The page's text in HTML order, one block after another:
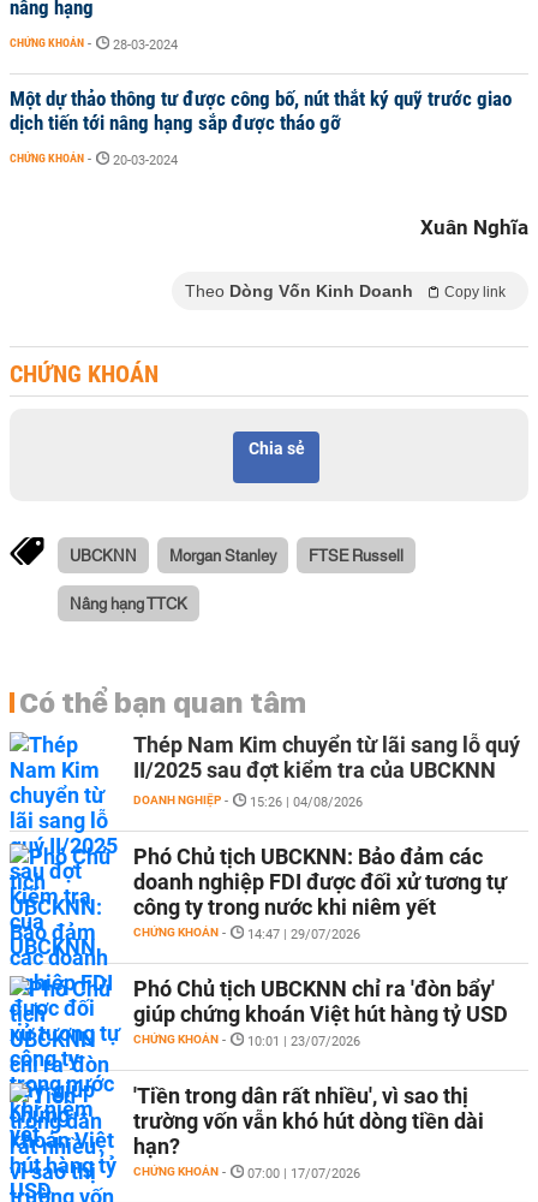
nâng hạng
CHỨNG KHOÁN - 28-03-2024
Một dự thảo thông tư được công bố, nút thắt ký quỹ trước giao
dịch tiến tới nâng hạng sắp được tháo gỡ
CHỨNG KHOÁN - 20-03-2024
Xuân Nghĩa
Theo Dòng Vốn Kinh Doanh Copy link
CHỨNG KHOÁN
Chia sẻ
UBCKNN Morgan Stanley FTSE Russell
Nâng hạng TTCK
Có thể bạn quan tâm
Thép Nam Kim chuyển từ lãi sang lỗ quý
II/2025 sau đợt kiểm tra của UBCKNN
DOANH NGHIỆP - 15:26 | 04/08/2026
Phó Chủ tịch UBCKNN: Bảo đảm các
doanh nghiệp FDI được đối xử tương tự
công ty trong nước khi niêm yết
CHỨNG KHOÁN - 14:47 | 29/07/2026
Phó Chủ tịch UBCKNN chỉ ra 'đòn bẩy'
giúp chứng khoán Việt hút hàng tỷ USD
CHỨNG KHOÁN - 10:01 | 23/07/2026
'Tiền trong dân rất nhiều', vì sao thị
trường vốn vẫn khó hút dòng tiền dài
hạn?
CHỨNG KHOÁN - 07:00 | 17/07/2026